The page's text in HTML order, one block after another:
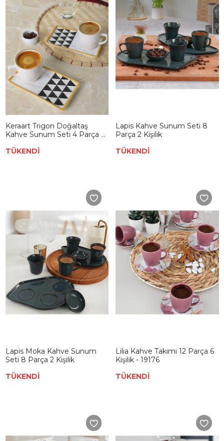
Keraart Trigon Doğaltaş
Kahve Sunum Seti 4 Parça 2
TÜKENDİ
Lapis Kahve Sunum Seti 8
Parça 2 Kişilik
TÜKENDİ
Lapis Moka Kahve Sunum
Seti 8 Parça 2 Kişilik
TÜKENDİ
Lilia Kahve Takımı 12 Parça 6
Kişilik - 19176
TÜKENDİ